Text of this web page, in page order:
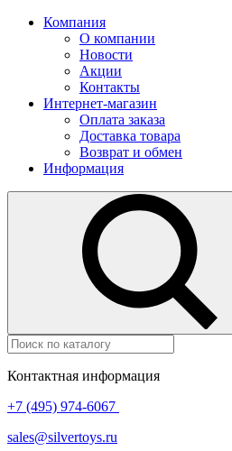
Компания
О компании
Новости
Акции
Контакты
Интернет-магазин
Оплата заказа
Доставка товара
Возврат и обмен
Информация
Контактная информация
+7 (495) 974-6067
sales@silvertoys.ru